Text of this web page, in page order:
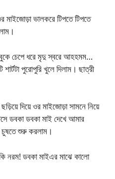
মাইজোড়া ভালকরে টিপতে টিপতে
বুকে চেপে ধরে মৃদু স্বরে আহহমম…
পুরোপুরি খুলে দিলাম। ছাত্রী
দিয়ে ওর মাইজোড়া সামনে নিয়ে
ডবকা ডবকা মাই দেখে আমার
চুষতে শুরু করলাম।
নরম! ডবকা মাইএর মাঝে কালো